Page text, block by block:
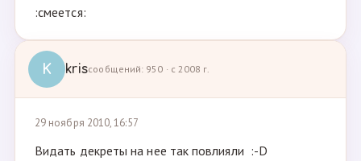
:смеется:
K krisсообщений: 950 · с 2008 г.
29 ноября 2010, 16:57
Видать декреты на нее так повлияли :-D